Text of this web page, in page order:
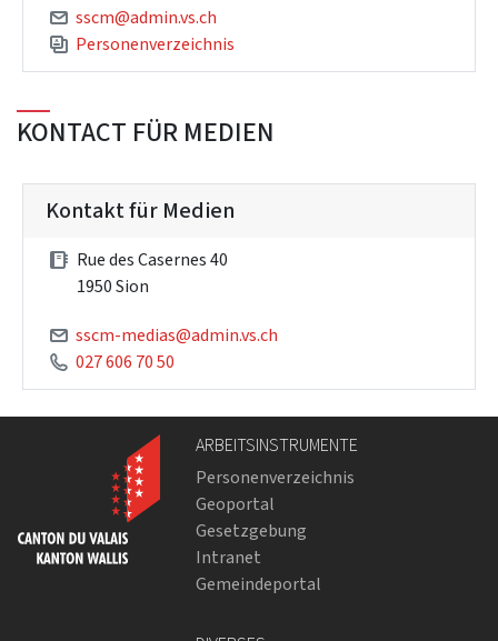
sscm@admin.vs.ch
Personenverzeichnis
KONTACT FÜR MEDIEN
Kontakt für Medien
Rue des Casernes 40
1950 Sion
sscm-medias@admin.vs.ch
027 606 70 50
ARBEITSINSTRUMENTE
Personenverzeichnis
Geoportal
Gesetzgebung
Intranet
Gemeindeportal